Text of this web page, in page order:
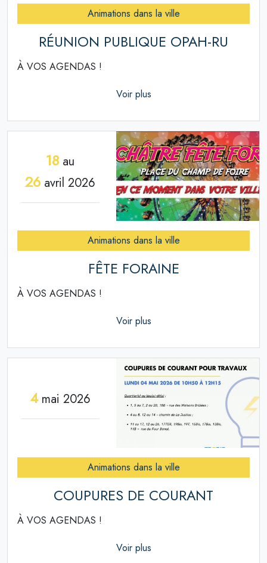
Animations dans la ville
RÉUNION PUBLIQUE OPAH-RU
À VOS AGENDAS !
Voir plus
18au
26avril 2026
Animations dans la ville
FÊTE FORAINE
À VOS AGENDAS !
Voir plus
4mai 2026
Animations dans la ville
COUPURES DE COURANT
À VOS AGENDAS !
Voir plus